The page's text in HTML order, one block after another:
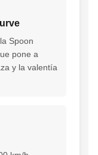
Spoon
pone a
y la valentía